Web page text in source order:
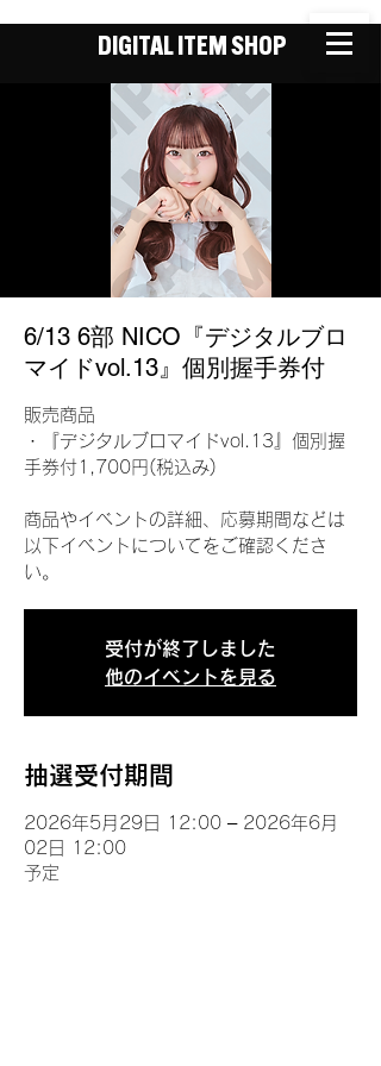
DIGITAL ITEM SHOP
6/13 6部 NICO『デジタルブロ
マイドvol.13』個別握手券付
販売商品
・『デジタルブロマイドvol.13』個別握
手券付1,700円(税込み)
商品やイベントの詳細、応募期間などは
以下イベントについてをご確認くださ
い。
受付が終了しました
他のイベントを見る
抽選受付期間
2026年5月29日 12:00 – 2026年6月
02日 12:00
予定